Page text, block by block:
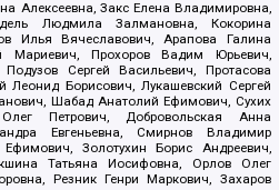
Алексеевна, Закс Елена Владимировна,
Людмила Залмановна, Кокорина
Илья Вячеславович, Арапова Галина
Мариевич, Прохоров Вадим Юрьевич,
Сергей Васильевич, Протасова
Леонид Борисович, Лукашевский Сергей
Шабад Анатолий Ефимович, Сухих
Петрович, Добровольская Анна
Евгеньевна, Смирнов Владимир
Золотухин Борис Андреевич,
Татьяна Иосифовна, Орлов Олег
Резник Генри Маркович, Захаров